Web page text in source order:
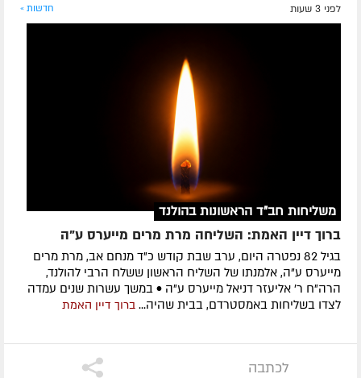
לפני 3 שעות חדשות »
משליחות חב"ד הראשונות בהולנד
ברוך דיין האמת: השליחה מרת מרים מייערס ע"ה
בגיל 82 נפטרה היום, ערב שבת קודש כ"ד מנחם אב, מרת מרים
מייערס ע"ה, אלמנתו של השליח הראשון ששלח הרבי להולנד,
הרה"ח ר' אליעזר דניאל מייערס ע"ה • במשך עשרות שנים עמדה
לצדו בשליחות באמסטרדם, בבית שהיה... ברוך דיין האמת
לכתבה